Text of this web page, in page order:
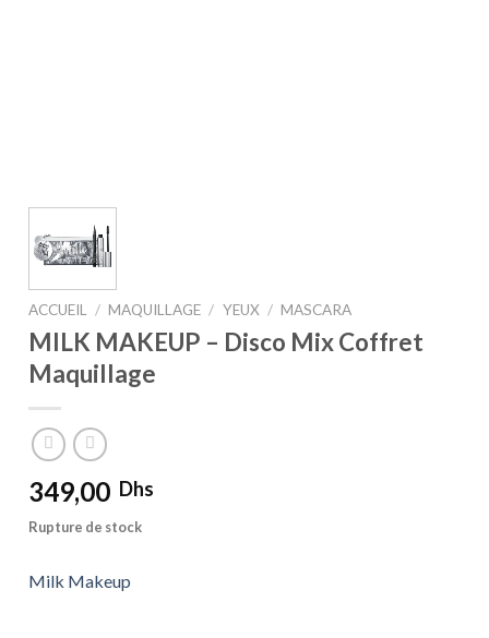
ACCUEIL / MAQUILLAGE / YEUX / MASCARA
MILK MAKEUP – Disco Mix Coffret
Maquillage
349,00 Dhs
Rupture de stock
Milk Makeup